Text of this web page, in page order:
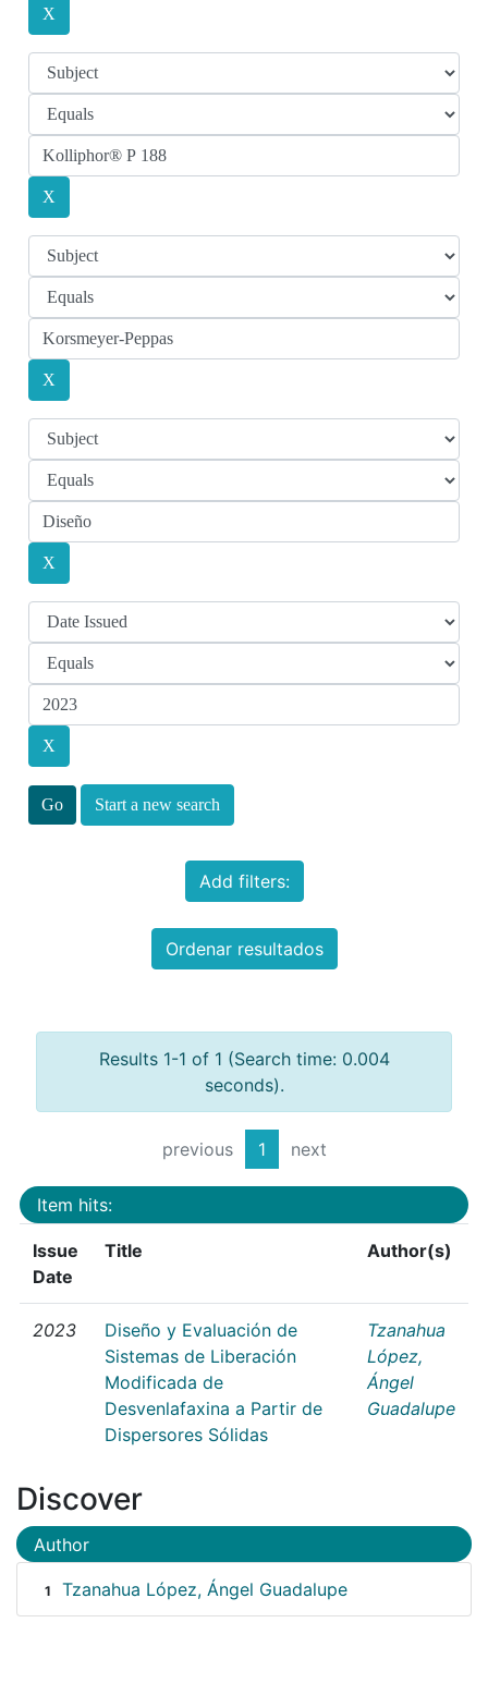
Start a new search
Add filters:
Ordenar resultados
Results 1-1 of 1 (Search time: 0.004
seconds).
previous 1 next
Item hits:
Issue
Date
Title Author(s)
2023
Diseño y Evaluación de
Sistemas de Liberación
Modificada de
Desvenlafaxina a Partir de
Dispersores Sólidas
Tzanahua
López,
Ángel
Guadalupe
Discover
Author
1 Tzanahua López, Ángel Guadalupe